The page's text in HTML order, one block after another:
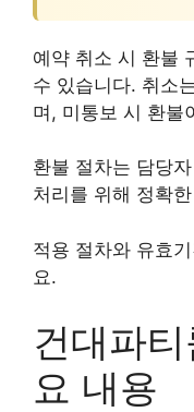
예약 취소 시 환불
수 있습니다. 취소
며, 미통보 시 환불
환불 절차는 담당
처리를 위해 정확
적용 절차와 유효
요.
건대파
요 내용